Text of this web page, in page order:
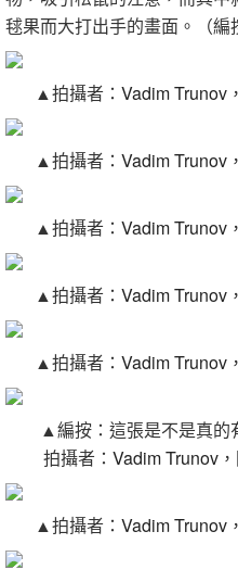
毬果而大打出手的畫面。（編
▲拍攝者： Vadim Trunov ，
▲拍攝者： Vadim Trunov ，
▲拍攝者： Vadim Trunov ，
▲拍攝者： Vadim Trunov ，
▲拍攝者： Vadim Trunov ，
▲編按：這張是不是真的
拍攝者： Vadim Trunov
▲拍攝者： Vadim Trunov ，